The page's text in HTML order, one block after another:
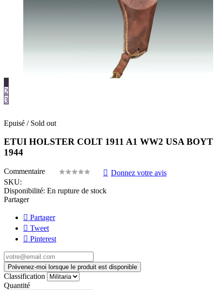
1
2
3
Epuisé / Sold out
ETUI HOLSTER COLT 1911 A1 WW2 USA BOYT
1944
Commentaire
Donnez votre avis
SKU:
Disponibilité: En rupture de stock
Partager
Partager
Tweet
Pinterest
Prévenez-moi lorsque le produit est disponible
Classification
Quantité